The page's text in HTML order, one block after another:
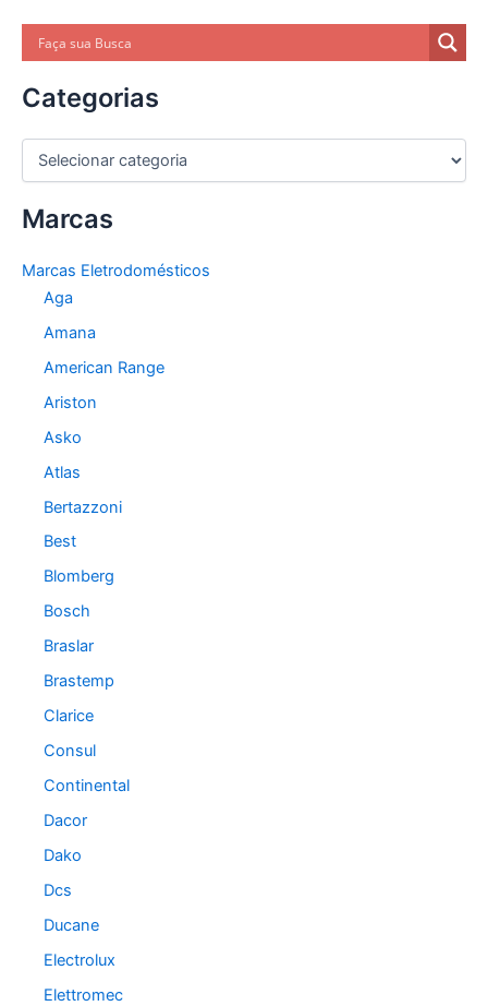
Categorias
C
e
r
Marcas
Marcas Eletrodomésticos
Aga
Amana
American Range
Ariston
Asko
Atlas
Bertazzoni
Best
Blomberg
Bosch
Braslar
Brastemp
Clarice
Consul
Continental
Dacor
Dako
Dcs
Ducane
Electrolux
Elettromec